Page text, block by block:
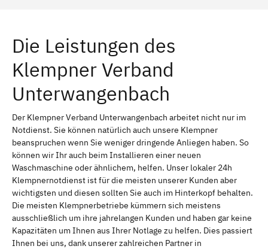
Die Leistungen des
Klempner Verband
Unterwangenbach
Der Klempner Verband Unterwangenbach arbeitet nicht nur im
Notdienst. Sie können natürlich auch unsere Klempner
beanspruchen wenn Sie weniger dringende Anliegen haben. So
können wir Ihr auch beim Installieren einer neuen
Waschmaschine oder ähnlichem, helfen. Unser lokaler 24h
Klempnernotdienst ist für die meisten unserer Kunden aber
wichtigsten und diesen sollten Sie auch im Hinterkopf behalten.
Die meisten Klempnerbetriebe kümmern sich meistens
ausschließlich um ihre jahrelangen Kunden und haben gar keine
Kapazitäten um Ihnen aus Ihrer Notlage zu helfen. Dies passiert
Ihnen bei uns, dank unserer zahlreichen Partner in